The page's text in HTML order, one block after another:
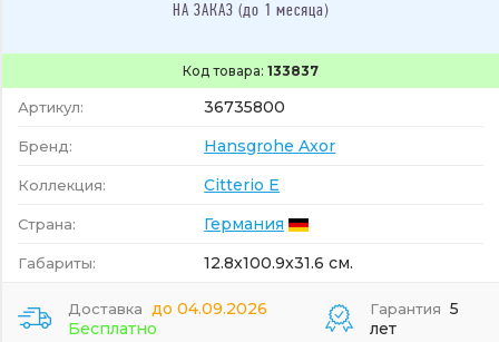
Код товара: 133837
Артикул: 36735800
Бренд: Hansgrohe Axor
Коллекция: Citterio E
Страна: Германия
Габариты: 12.8x100.9x31.6 см.
НА ЗАКАЗ (до 1 месяца)
Доставка до 04.09.2026
Бесплатно
Гарантия 5
лет